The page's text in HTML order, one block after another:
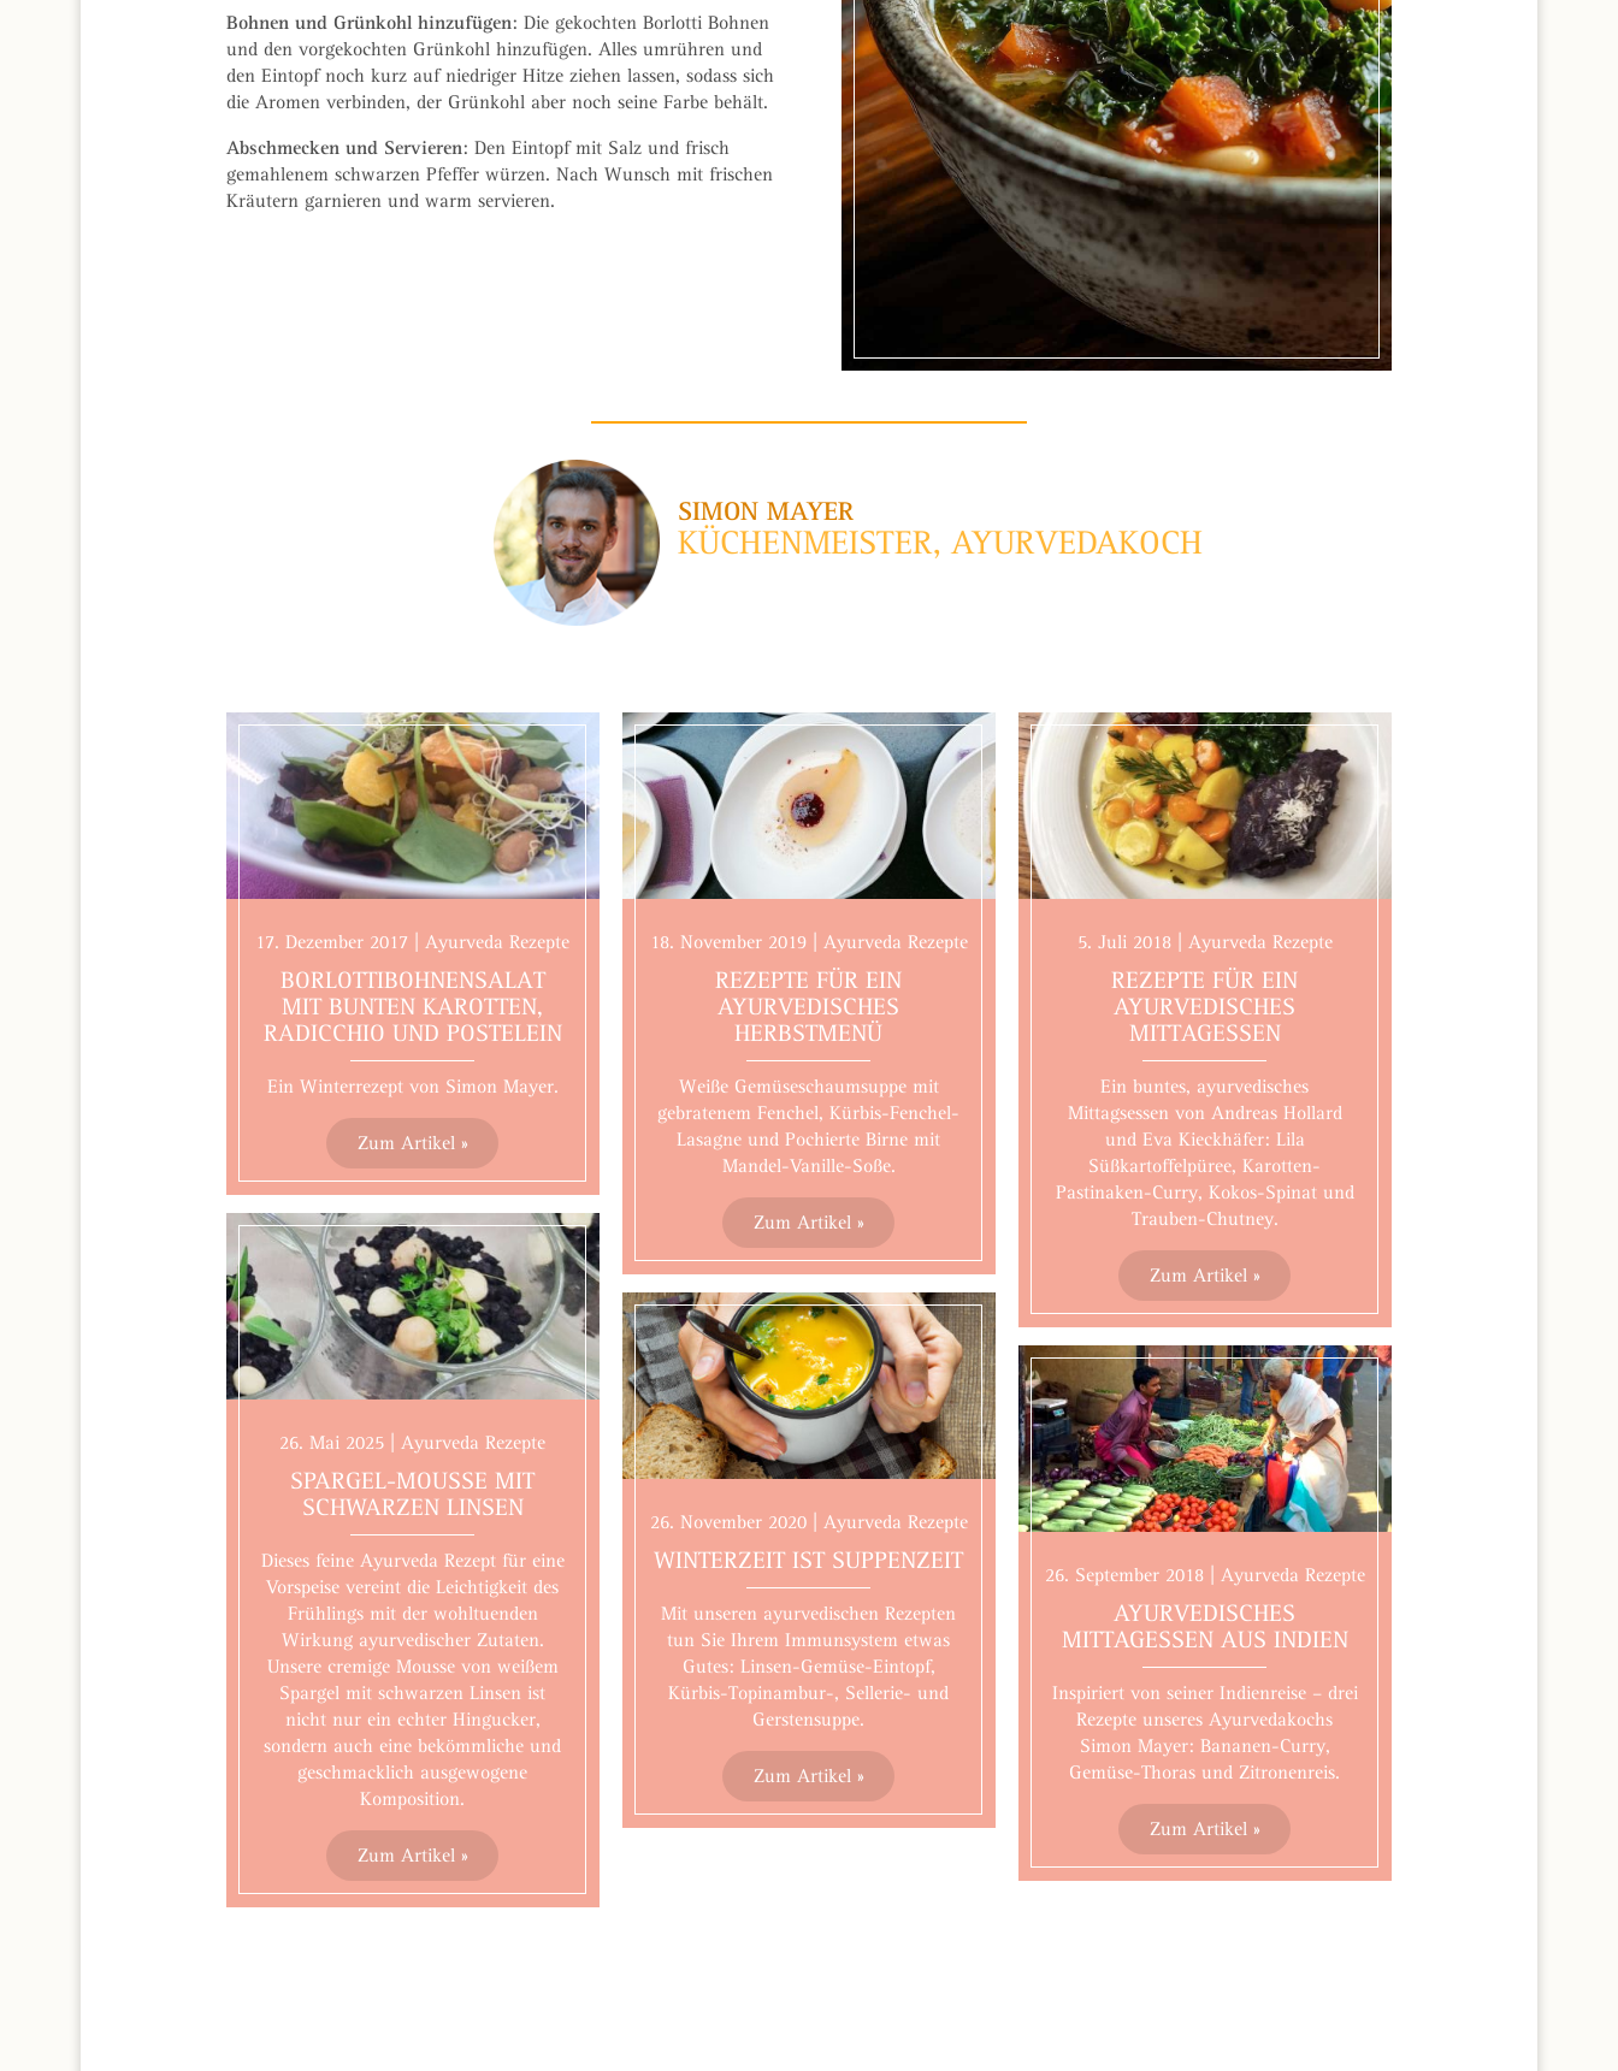
Bohnen und Grünkohl hinzufügen: Die gekochten Borlotti Bohnen
und den vorgekochten Grünkohl hinzufügen. Alles umrühren und
den Eintopf noch kurz auf niedriger Hitze ziehen lassen, sodass sich
die Aromen verbinden, der Grünkohl aber noch seine Farbe behält.
Abschmecken und Servieren: Den Eintopf mit Salz und frisch
gemahlenem schwarzen Pfeffer würzen. Nach Wunsch mit frischen
Kräutern garnieren und warm servieren.
SIMON MAYER
KÜCHENMEISTER, AYURVEDAKOCH
17. Dezember 2017 | Ayurveda Rezepte
BORLOTTIBOHNENSALAT
MIT BUNTEN KAROTTEN,
RADICCHIO UND POSTELEIN
Ein Winterrezept von Simon Mayer.
Zum Artikel »
18. November 2019 | Ayurveda Rezepte
REZEPTE FÜR EIN
AYURVEDISCHES
HERBSTMENÜ
Weiße Gemüseschaumsuppe mit
gebratenem Fenchel, Kürbis-Fenchel-
Lasagne und Pochierte Birne mit
Mandel-Vanille-Soße.
Zum Artikel »
5. Juli 2018 | Ayurveda Rezepte
REZEPTE FÜR EIN
AYURVEDISCHES
MITTAGESSEN
Ein buntes, ayurvedisches
Mittagsessen von Andreas Hollard
und Eva Kieckhäfer: Lila
Süßkartoffelpüree, Karotten-
Pastinaken-Curry, Kokos-Spinat und
Trauben-Chutney.
Zum Artikel »
26. Mai 2025 | Ayurveda Rezepte
SPARGEL-MOUSSE MIT
SCHWARZEN LINSEN
Dieses feine Ayurveda Rezept für eine
Vorspeise vereint die Leichtigkeit des
Frühlings mit der wohltuenden
Wirkung ayurvedischer Zutaten.
Unsere cremige Mousse von weißem
Spargel mit schwarzen Linsen ist
nicht nur ein echter Hingucker,
sondern auch eine bekömmliche und
geschmacklich ausgewogene
Komposition.
Zum Artikel »
26. November 2020 | Ayurveda Rezepte
WINTERZEIT IST SUPPENZEIT
Mit unseren ayurvedischen Rezepten
tun Sie Ihrem Immunsystem etwas
Gutes: Linsen-Gemüse-Eintopf,
Kürbis-Topinambur-, Sellerie- und
Gerstensuppe.
Zum Artikel »
26. September 2018 | Ayurveda Rezepte
AYURVEDISCHES
MITTAGESSEN AUS INDIEN
Inspiriert von seiner Indienreise – drei
Rezepte unseres Ayurvedakochs
Simon Mayer: Bananen-Curry,
Gemüse-Thoras und Zitronenreis.
Zum Artikel »